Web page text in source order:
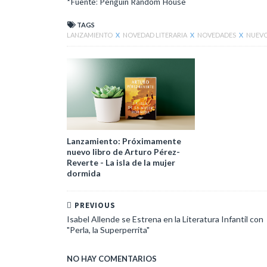
TAGS
LANZAMIENTO X NOVEDAD LITERARIA X NOVEDADES X
Lanzamiento: Próximamente
nuevo libro de Arturo Pérez-
Reverte - La isla de la mujer
dormida
PREVIOUS
Isabel Allende se Estrena en la Literatura Infantil con
"Perla, la Superperrita"
NO HAY COMENTARIOS